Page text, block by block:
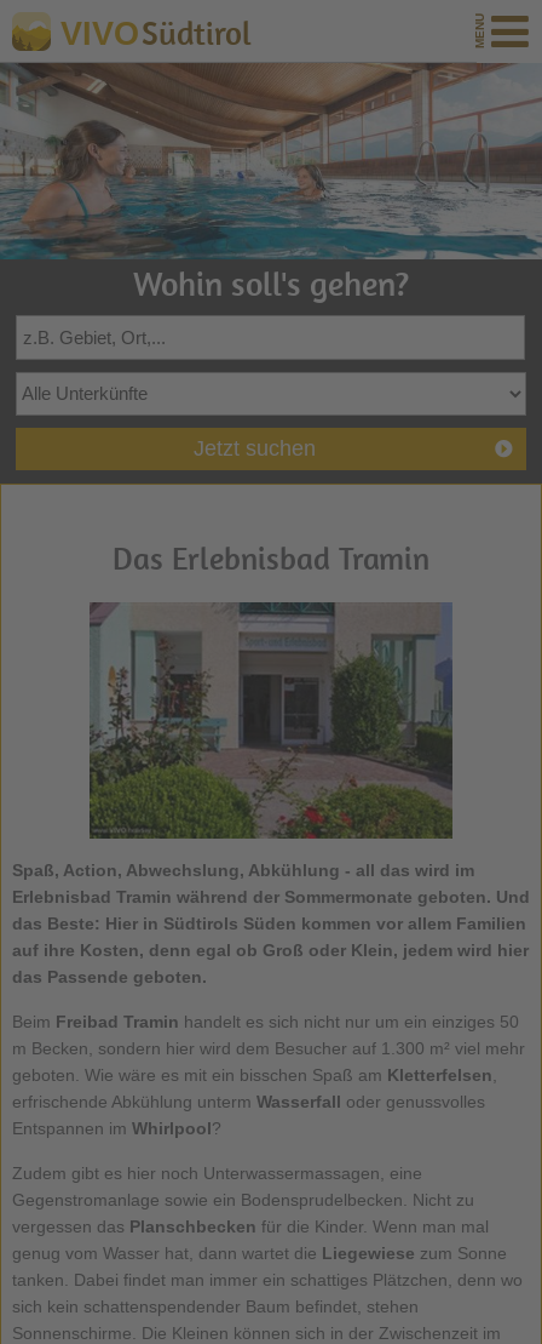
VIVOSüdtirol
Wohin soll's gehen?
Jetzt suchen
Das Erlebnisbad Tramin
Spaß, Action, Abwechslung, Abkühlung - all das wird im
Erlebnisbad Tramin während der Sommermonate geboten. Und
das Beste: Hier in Südtirols Süden kommen vor allem Familien
auf ihre Kosten, denn egal ob Groß oder Klein, jedem wird hier
das Passende geboten.
Beim Freibad Tramin handelt es sich nicht nur um ein einziges 50
m Becken, sondern hier wird dem Besucher auf 1.300 m² viel mehr
geboten. Wie wäre es mit ein bisschen Spaß am Kletterfelsen
erfrischende Abkühlung unterm Wasserfall oder genussvolles
Entspannen im Whirlpool?
Zudem gibt es hier noch Unterwassermassagen, eine
Gegenstromanlage sowie ein Bodensprudelbecken. Nicht zu
vergessen das Planschbecken für die Kinder. Wenn man mal
genug vom Wasser hat, dann wartet die Liegewiese zum Sonne
tanken. Dabei findet man immer ein schattiges Plätzchen, denn wo
sich kein schattenspendender Baum befindet, stehen
Sonnenschirme. Die Kleinen können sich in der Zwischenzeit im